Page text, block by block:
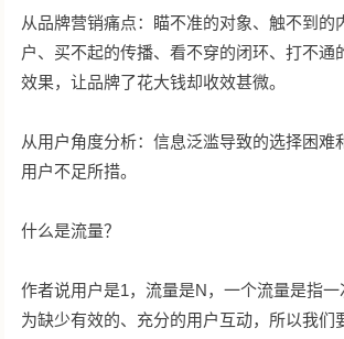
从品牌营销痛点：瞄不准的对象、触不到的
户、买不起的传播、看不穿的闭环、打不通
效果，让品牌了花大钱却收效甚微。
从用户角度分析：信息泛滥导致的选择困难
用户不足所措。
什么是流量？
作者说用户是1，流量是N，一个流量是指
为缺少有效的、充分的用户互动，所以我们